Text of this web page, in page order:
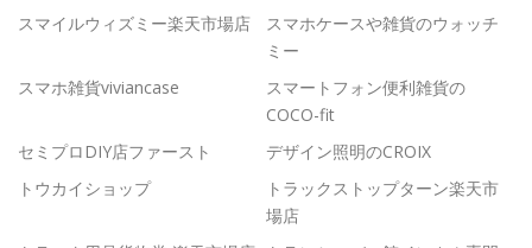
スマイルウィズミー楽天市場店
スマホケースや雑貨のウォッチ
ミー
スマホ雑貨viviancase
スマートフォン便利雑貨の
COCO-fit
セミプロDIY店ファースト
デザイン照明のCROIX
トウカイショップ
トラックストップターン楽天市
場店